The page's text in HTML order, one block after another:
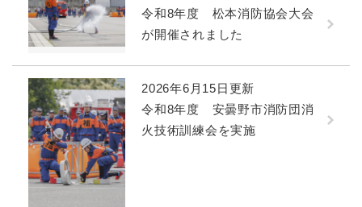
令和8年度 松本消防協会大会
が開催されました
2026年6月15日更新
令和8年度 安曇野市消防団消
火技術訓練会を実施